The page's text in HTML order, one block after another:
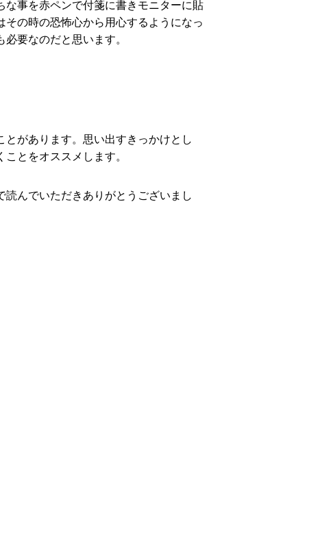
事を赤ペンで付箋に書きモニターに貼
の時の恐怖心から用心するようになっ
要なのだと思います。
があります。思い出すきっかけとし
とをオススメします。
んでいただきありがとうございまし